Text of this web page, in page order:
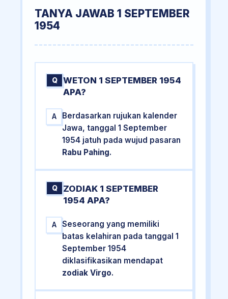
TANYA JAWAB 1 SEPTEMBER
1954
Q
WETON 1 SEPTEMBER 1954
APA?
A
Berdasarkan rujukan kalender
Jawa, tanggal 1 September
1954 jatuh pada wujud pasaran
Rabu Pahing.
Q
ZODIAK 1 SEPTEMBER
1954 APA?
A
Seseorang yang memiliki
batas kelahiran pada tanggal 1
September 1954
diklasifikasikan mendapat
zodiak Virgo.